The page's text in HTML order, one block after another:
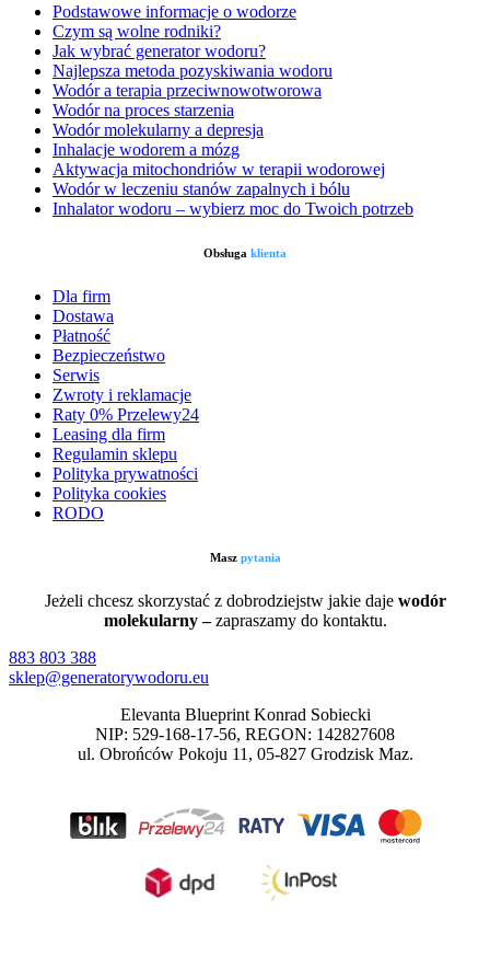
Podstawowe informacje o wodorze
Czym są wolne rodniki?
Jak wybrać generator wodoru?
Najlepsza metoda pozyskiwania wodoru
Wodór a terapia przeciwnowotworowa
Wodór na proces starzenia
Wodór molekularny a depresja
Inhalacje wodorem a mózg
Aktywacja mitochondriów w terapii wodorowej
Wodór w leczeniu stanów zapalnych i bólu
Inhalator wodoru – wybierz moc do Twoich potrzeb
Obsługa klienta
Dla firm
Dostawa
Płatność
Bezpieczeństwo
Serwis
Zwroty i reklamacje
Raty 0% Przelewy24
Leasing dla firm
Regulamin sklepu
Polityka prywatności
Polityka cookies
RODO
Masz pytania
Jeżeli chcesz skorzystać z dobrodziejstw jakie daje wodór
molekularny –zapraszamy do kontaktu.
883 803 388
sklep@generatorywodoru.eu
Elevanta Blueprint Konrad Sobiecki
NIP: 529-168-17-56, REGON: 142827608
ul. Obrońców Pokoju 11, 05-827 Grodzisk Maz.